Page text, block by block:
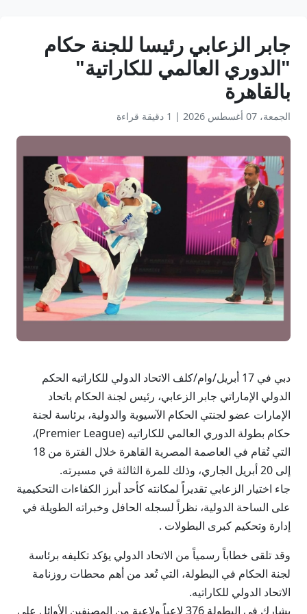
جابر الزعابي رئيسا للجنة حكام
"الدوري العالمي للكاراتية"
بالقاهرة
الجمعة، 07 أغسطس 2026 | 1 دقيقة قراءة
دبي في 17 أبريل/وام/كلف الاتحاد الدولي للكاراتيه الحكم
الدولي الإماراتي جابر الزعابي، رئيس لجنة الحكام باتحاد
الإمارات عضو لجنتي الحكام الآسيوية والدولية، برئاسة لجنة
حكام بطولة الدوري العالمي للكاراتيه (Premier League)،
التي تُقام في العاصمة المصرية القاهرة خلال الفترة من 18
إلى 20 أبريل الجاري، وذلك للمرة الثالثة في مسيرته.
جاء اختيار الزعابي تقديراً لمكانته كأحد أبرز الكفاءات التحكيمية
على الساحة الدولية، نظراً لسجله الحافل وخبراته الطويلة في
إدارة وتحكيم كبرى البطولات .
وقد تلقى خطاباً رسمياً من الاتحاد الدولي يؤكد تكليفه برئاسة
لجنة الحكام في البطولة، التي تُعد من أهم محطات روزنامة
الاتحاد الدولي للكاراتيه.
يشارك في البطولة 376 لاعباً ولاعبة من المصنفين الأوائل على